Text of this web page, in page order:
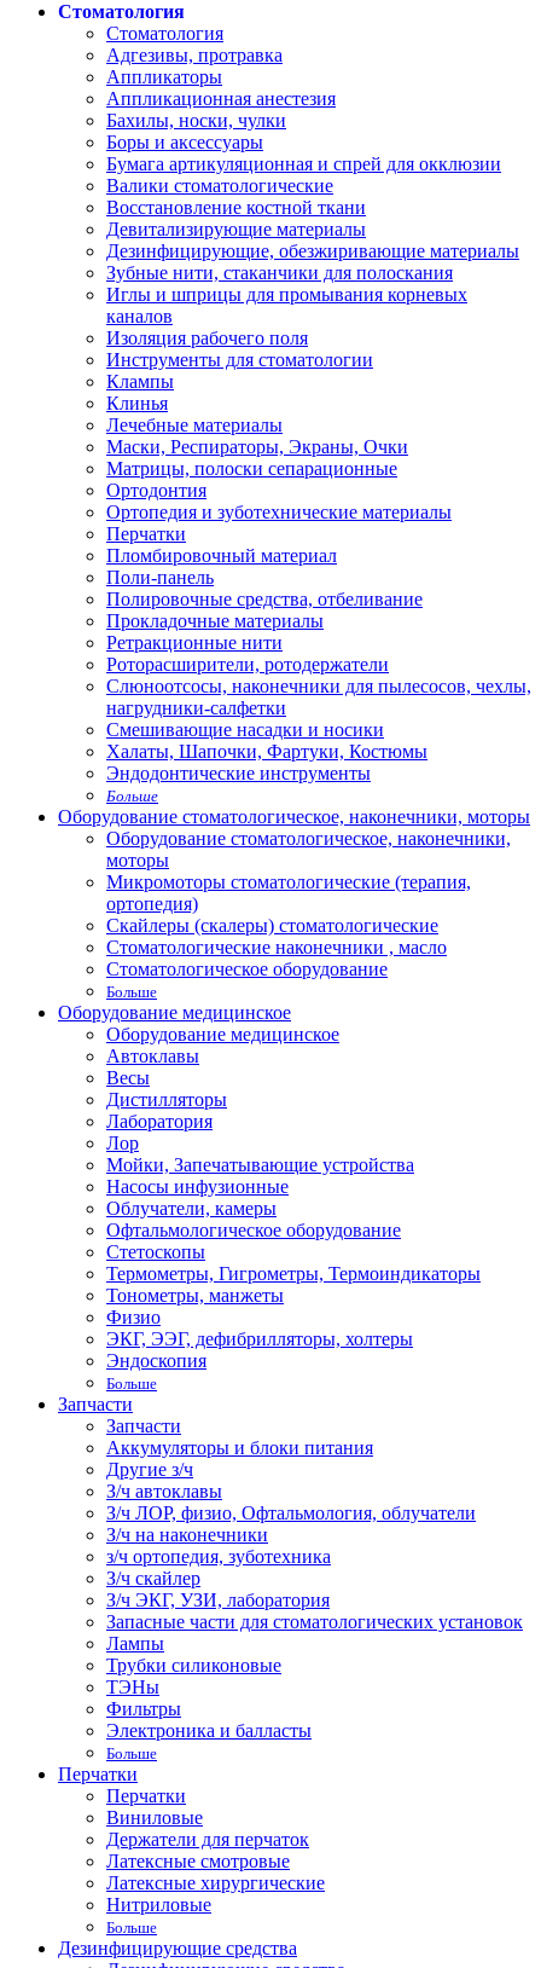
Стоматология
Стоматология
Адгезивы, протравка
Аппликаторы
Аппликационная анестезия
Бахилы, носки, чулки
Боры и аксессуары
Бумага артикуляционная и спрей для окклюзии
Валики стоматологические
Восстановление костной ткани
Девитализирующие материалы
Дезинфицирующие, обезжиривающие материалы
Зубные нити, стаканчики для полоскания
Иглы и шприцы для промывания корневых
каналов
Изоляция рабочего поля
Инструменты для стоматологии
Клампы
Клинья
Лечебные материалы
Маски, Респираторы, Экраны, Очки
Матрицы, полоски сепарационные
Ортодонтия
Ортопедия и зуботехнические материалы
Перчатки
Пломбировочный материал
Поли-панель
Полировочные средства, отбеливание
Прокладочные материалы
Ретракционные нити
Роторасширители, ротодержатели
Слюноотсосы, наконечники для пылесосов, чехлы,
нагрудники-салфетки
Смешивающие насадки и носики
Халаты, Шапочки, Фартуки, Костюмы
Эндодонтические инструменты
Больше
Оборудование стоматологическое, наконечники, моторы
Оборудование стоматологическое, наконечники,
моторы
Микромоторы стоматологические (терапия,
ортопедия)
Скайлеры (скалеры) стоматологические
Стоматологические наконечники , масло
Стоматологическое оборудование
Больше
Оборудование медицинское
Оборудование медицинское
Автоклавы
Весы
Дистилляторы
Лаборатория
Лор
Мойки, Запечатывающие устройства
Насосы инфузионные
Облучатели, камеры
Офтальмологическое оборудование
Стетоскопы
Термометры, Гигрометры, Термоиндикаторы
Тонометры, манжеты
Физио
ЭКГ, ЭЭГ, дефибрилляторы, холтеры
Эндоскопия
Больше
Запчасти
Запчасти
Аккумуляторы и блоки питания
Другие з/ч
З/ч автоклавы
З/ч ЛОР, физио, Офтальмология, облучатели
З/ч на наконечники
з/ч ортопедия, зуботехника
З/ч скайлер
З/ч ЭКГ, УЗИ, лаборатория
Запасные части для стоматологических установок
Лампы
Трубки силиконовые
ТЭНы
Фильтры
Электроника и балласты
Больше
Перчатки
Перчатки
Виниловые
Держатели для перчаток
Латексные смотровые
Латексные хирургические
Нитриловые
Больше
Дезинфицирующие средства